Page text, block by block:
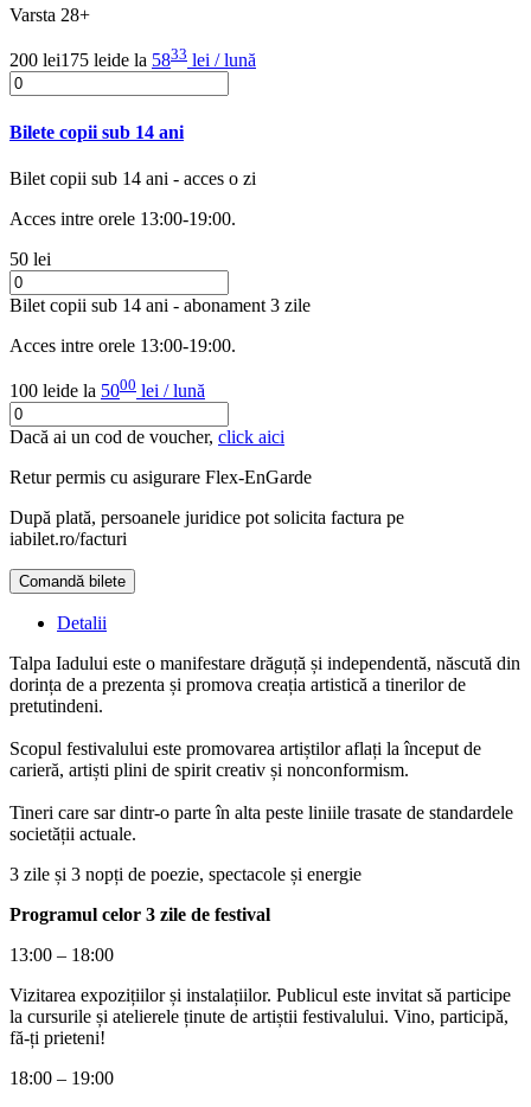
Varsta 28+
200 lei175 leide la 5833 lei / lună
Bilete copii sub 14 ani
Bilet copii sub 14 ani - acces o zi
Acces intre orele 13:00-19:00.
50 lei
Bilet copii sub 14 ani - abonament 3 zile
Acces intre orele 13:00-19:00.
100 leide la 5000 lei / lună
Dacă ai un cod de voucher, click aici
Retur permis cu asigurare Flex-EnGarde
După plată, persoanele juridice pot solicita factura pe
iabilet.ro/facturi
Comandă bilete
Detalii
Talpa Iadului este o manifestare drăguță și independentă, născută din
dorința de a prezenta și promova creația artistică a tinerilor de
pretutindeni.
Scopul festivalului este promovarea artiștilor aflați la început de
carieră, artiști plini de spirit creativ și nonconformism.
Tineri care sar dintr-o parte în alta peste liniile trasate de standardele
societății actuale.
3 zile și 3 nopți de poezie, spectacole și energie
Programul celor 3 zile de festival
13:00 – 18:00
Vizitarea expozițiilor și instalațiilor. Publicul este invitat să participe
la cursurile și atelierele ținute de artiștii festivalului. Vino, participă,
fă-ți prieteni!
18:00 – 19:00